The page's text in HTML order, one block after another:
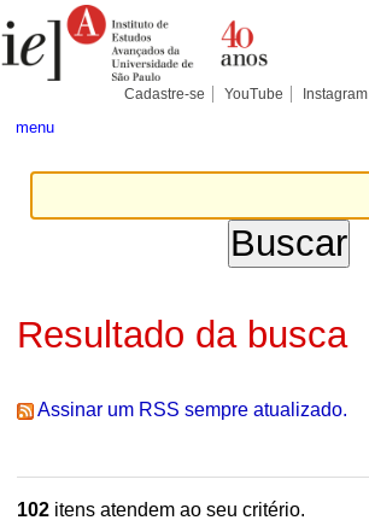
para
conteúdo.
Pessoais
Cadastre-se YouTube Instagram
menu
Resultado da busca
Assinar um RSS sempre atualizado.
102itens atendem ao seu critério.